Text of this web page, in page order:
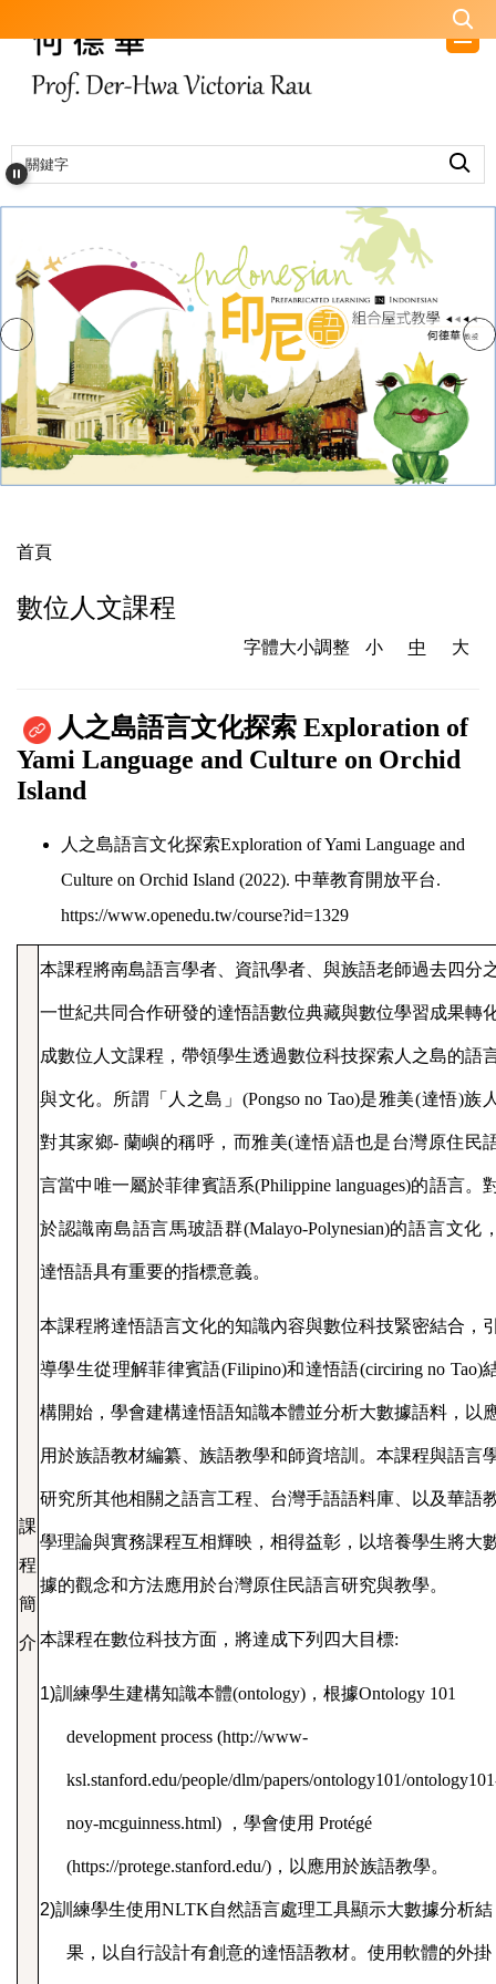
到
容
區
首頁
數位人文課程
字體大小調整 小 中 大
人之島語言文化探索 Exploration of
Yami Language and Culture on Orchid
Island
人之島語言文化探索Exploration of Yami Language and
Culture on Orchid Island (2022). 中華教育開放平台.
https://www.openedu.tw/course?id=1329
課
程
簡
介
本課程將南島語言學者、資訊學者、與族語老師過去四分
一世紀共同合作研發的達悟語數位典藏與數位學習成果轉
成數位人文課程，帶領學生透過數位科技探索人之島的語
與文化。所謂「人之島」 (Pongsono Tao)是雅美(達悟)族
對其家鄉- 蘭嶼的稱呼，而雅美(達悟)語也是台灣原住民
言當中唯一屬於菲律賓語系(Philippine languages)的語言。
於認識南島語言馬玻語群(Malayo-Polynesian)的語言文化
達悟語具有重要的指標意義。
本課程將達悟語言文化的知識內容與數位科技緊密結合，
導學生從理解菲律賓語(Filipino)和達悟語(circiringno Tao)
構開始，學會建構達悟語知識本體並分析大數據語料，以
用於族語教材編纂、族語教學和師資培訓。本課程與語言
研究所其他相關之語言工程、台灣手語語料庫、以及華語
學理論與實務課程互相輝映，相得益彰，以培養學生將大
據的觀念和方法應用於台灣原住民語言研究與教學。
本課程在數位科技方面，將達成下列四大目標:
1)訓練學生建構知識本體(ontology) ，根據Ontology 101
development process (http://www-
ksl.stanford.edu/people/dlm/papers/ontology101/
noy-mcguinness.html) ，學會使用 Protégé
(https://protege.stanford.edu/) ，以應用於族語教學。
2)訓練學生使用NLTK自然語言處理工具顯示大數據分析結
果，以自行設計有創意的達悟語教材。使用軟體的外掛